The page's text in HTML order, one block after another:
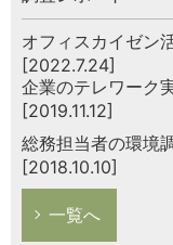
オフィスカイゼン
[2022.7.24]
企業のテレワーク
[2019.11.12]
総務担当者の環境
[2018.10.10]
一覧へ